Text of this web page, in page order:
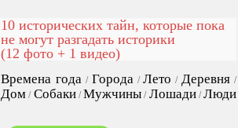
10 исторических тайн, которые пока
не могут разгадать историки
(12 фото + 1 видео)
Времена года/ Города/Лето /Деревня /
Дом / Собаки/Мужчины / Лошади/Люди